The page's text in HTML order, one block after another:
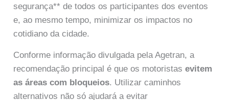
segurança** de todos os participantes dos eventos
e, ao mesmo tempo, minimizar os impactos no
cotidiano da cidade.
Conforme informação divulgada pela Agetran, a
recomendação principal é que os motoristasevitem
as áreas com bloqueios. Utilizar caminhos
alternativos não só ajudará a evitar